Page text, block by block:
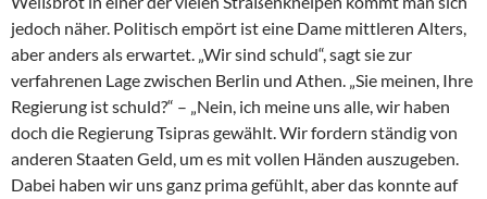
jedoch näher. Politisch empört ist eine Dame mittleren Alters,
aber anders als erwartet. „Wir sind schuld“, sagt sie zur
verfahrenen Lage zwischen Berlin und Athen. „Sie meinen, Ihre
Regierung ist schuld?“ – „Nein, ich meine uns alle, wir haben
doch die Regierung Tsipras gewählt. Wir fordern ständig von
anderen Staaten Geld, um es mit vollen Händen auszugeben.
Dabei haben wir uns ganz prima gefühlt, aber das konnte auf